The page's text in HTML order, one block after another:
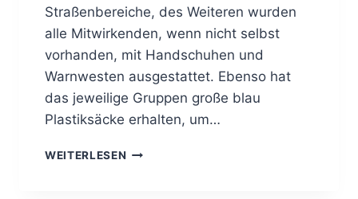
Straßenbereiche, des Weiteren wurden
alle Mitwirkenden, wenn nicht selbst
vorhanden, mit Handschuhen und
Warnwesten ausgestattet. Ebenso hat
das jeweilige Gruppen große blau
Plastiksäcke erhalten, um…
WEITERLESEN